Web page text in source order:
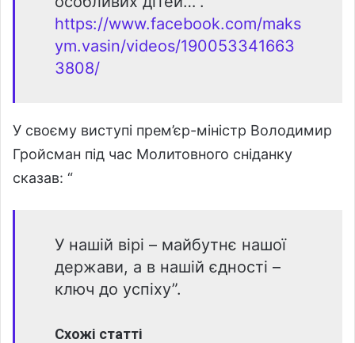
https://www.facebook.com/maks
ym.vasin/videos/190053341663
3808/
У своєму виступі прем’єр-міністр Володимир
Гройсман під час Молитовного сніданку
сказав: “
У нашій вірі – майбутнє нашої
держави, а в нашій єдності –
ключ до успіху”.
Схожі статті